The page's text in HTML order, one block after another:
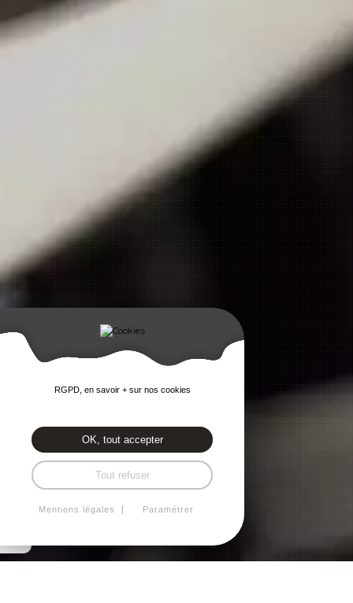
RGPD, en savoir + sur nos cookies
OK, tout accepter
Tout refuser
Mentions légales Paramétrer